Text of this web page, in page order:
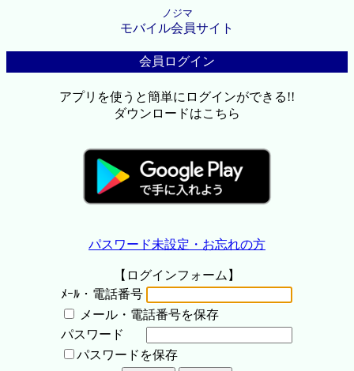
ノジマ
モバイル会員サイト
会員ログイン
アプリを使うと簡単にログインができる!!
ダウンロードはこちら
パスワード未設定・お忘れの方
【ログインフォーム】
ﾒｰﾙ・電話番号
メール・電話番号を保存
パスワード
パスワードを保存